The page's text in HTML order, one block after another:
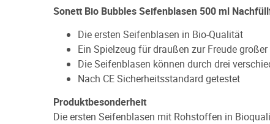
Sonett Bio Bubbles Seifenblasen 500 ml
Die ersten Seifenblasen in Bio-Qualität
Ein Spielzeug für draußen zur Freude
Die Seifenblasen können durch drei
Nach CE Sicherheitsstandard getestet
Produktbesonderheit
Die ersten Seifenblasen mit Rohstoffen in